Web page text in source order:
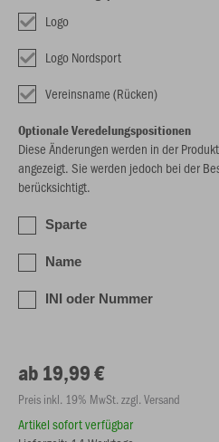
Logo
Logo Nordsport
Vereinsname (Rücken)
Optionale Veredelungspositionen
Diese Änderungen werden in der
angezeigt. Sie werden jedoch bei der
berücksichtigt.
Sparte
Name
INI oder Nummer
ab 19,99 €
Preis inkl. 19% MwSt. zzgl. Versand
Artikel sofort verfügbar